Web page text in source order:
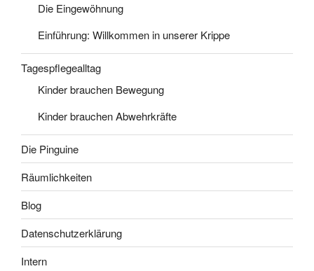
Die Eingewöhnung
Einführung: Willkommen in unserer Krippe
Tagespflegealltag
Kinder brauchen Bewegung
Kinder brauchen Abwehrkräfte
Die Pinguine
Räumlichkeiten
Blog
Datenschutzerklärung
Intern